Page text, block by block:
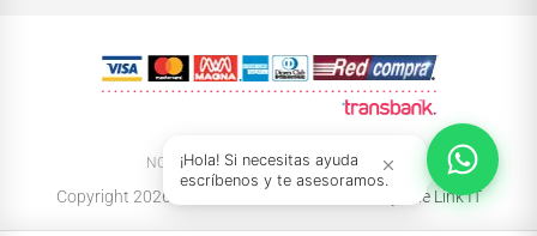
NOSOTRAS NOTICIAS TIENDAS
Copyright 2026 © The Link IT
¡Hola! Si necesitas ayuda
escríbenos y te asesoramos.